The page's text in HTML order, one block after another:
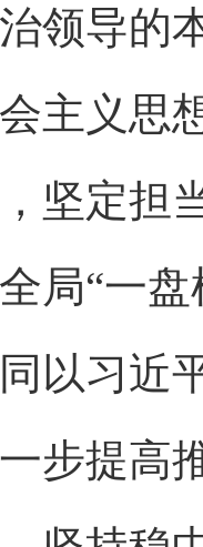
领导的
主义思
坚定担
局“一
以习近
步提高